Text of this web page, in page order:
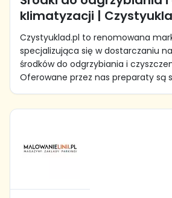
klimatyzacji |
Czystyuklad.pl to renomowana
specjalizująca się w dostarczaniu
środków do odgrzybiania i
Oferowane przez nas preparaty są